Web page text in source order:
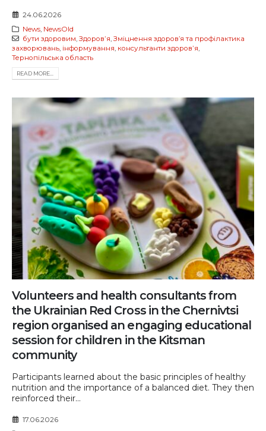
24.06.2026
News, NewsOld
бути здоровим, Здоровʼя, Зміцнення здоров’я та профілактика
захворювань, інформування, консультанти здоровʼя,
Тернопільська область
READ MORE...
Volunteers and health consultants from
the Ukrainian Red Cross in the Chernivtsi
region organised an engaging educational
session for children in the Kitsman
community
Participants learned about the basic principles of healthy
nutrition and the importance of a balanced diet. They then
reinforced their...
17.06.2026